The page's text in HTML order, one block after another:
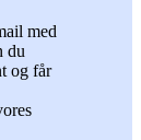
med
du
og får